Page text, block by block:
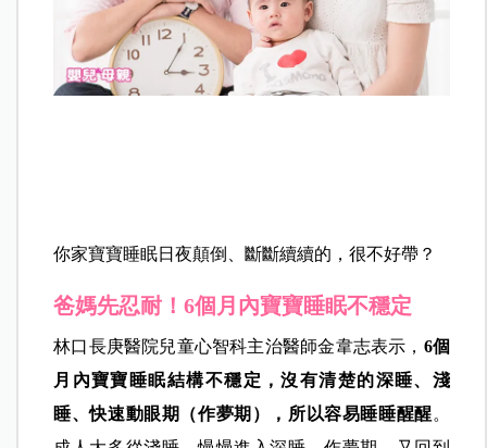
你家寶寶睡眠日夜顛倒、斷斷續續的，很不好帶？
爸媽先忍耐！6個月內寶寶睡眠不穩定
林口長庚醫院兒童心智科主治醫師金韋志表示， 6個
月內寶寶睡眠結構不穩定，沒有清楚的深睡、淺
睡、快速動眼期（作夢期），所以容易睡睡醒醒。